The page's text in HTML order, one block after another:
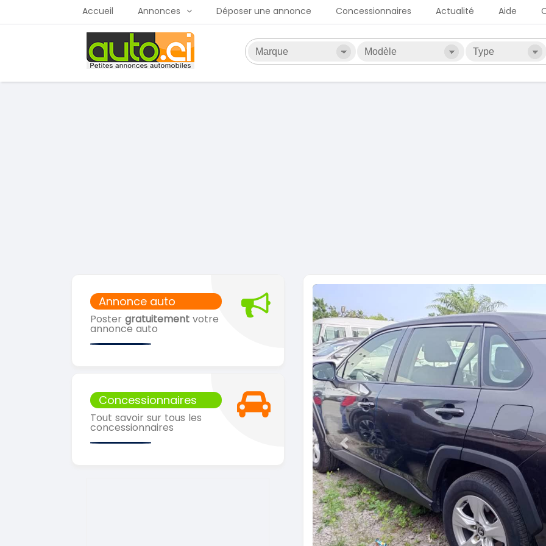
Accueil Annonces Déposer une annonce Concessionnaires Actualité Aide
Annonce auto
Poster gratuitement votre
annonce auto
Concessionnaires
Tout savoir sur tous les
concessionnaires
Previous